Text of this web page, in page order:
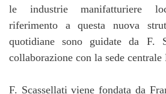
le industrie manifatturiere
riferimento a questa nuova
quotidiane sono guidate da F.
collaborazione con la sede
F. Scassellati viene fondata da